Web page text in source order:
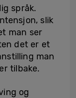
språk.
slik
man ser
det er et
man
tilbake.
og